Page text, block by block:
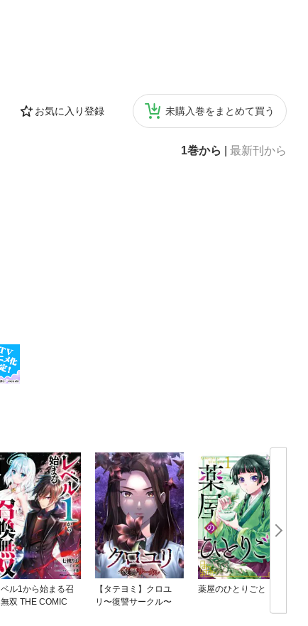
お気に入り登録 未購入巻をまとめて買う
1巻から 最新刊から
ル1から始まる召
双 THE COMIC
【タテヨミ】クロユ
リ〜復讐サークル〜
薬屋のひとりごと